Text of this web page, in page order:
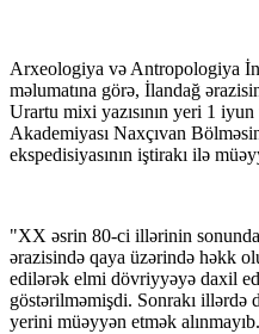
Arxeologiya və Antropologiya
məlumatına görə, İlandağ
Urartu mixi yazısının yeri 1
Akademiyası Naxçıvan
ekspedisiyasının iştirakı ilə
"XX əsrin 80-ci illərinin
ərazisində qaya üzərində həkk
edilərək elmi dövriyyəyə daxil
göstərilməmişdi. Sonrakı illərdə
yerini müəyyən etmək alınmayıb.